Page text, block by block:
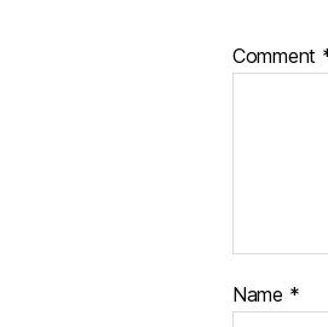
Comment
Name *